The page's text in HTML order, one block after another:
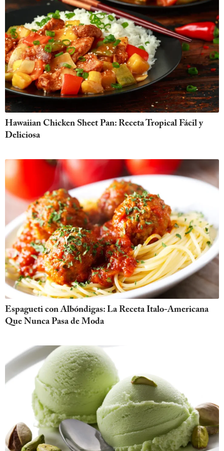
Hawaiian Chicken Sheet Pan: Receta Tropical Fácil y
Deliciosa
Espagueti con Albóndigas: La Receta Italo-Americana
Que Nunca Pasa de Moda